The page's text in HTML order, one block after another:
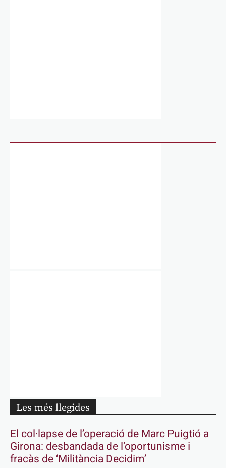
Les més llegides
El col·lapse de l’operació de Marc Puigtió a
Girona: desbandada de l’oportunisme i
fracàs de ‘Militància Decidim’